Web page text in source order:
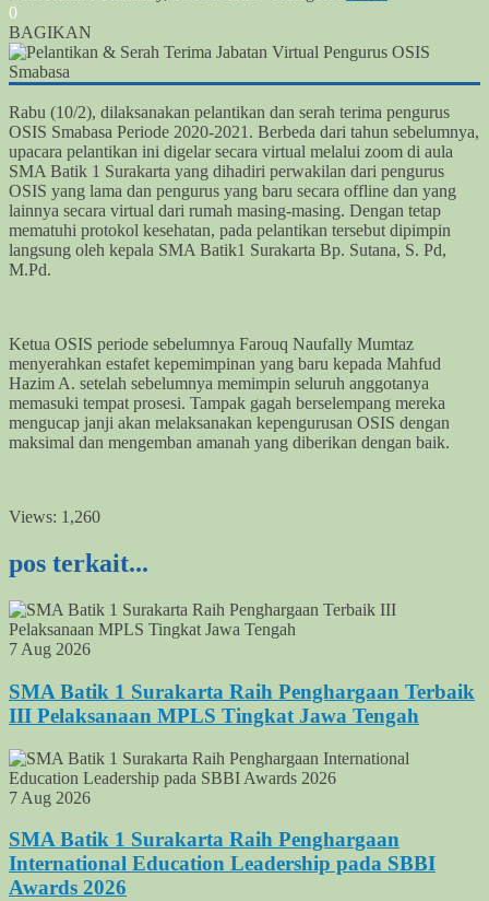
0
BAGIKAN
Rabu (10/2), dilaksanakan pelantikan dan serah terima pengurus
OSIS Smabasa Periode 2020-2021. Berbeda dari tahun sebelumnya,
upacara pelantikan ini digelar secara virtual melalui zoom di aula
SMA Batik 1 Surakarta yang dihadiri perwakilan dari pengurus
OSIS yang lama dan pengurus yang baru secara offline dan yang
lainnya secara virtual dari rumah masing-masing. Dengan tetap
mematuhi protokol kesehatan, pada pelantikan tersebut dipimpin
langsung oleh kepala SMA Batik1 Surakarta Bp. Sutana, S. Pd,
M.Pd.
Ketua OSIS periode sebelumnya Farouq Naufally Mumtaz
menyerahkan estafet kepemimpinan yang baru kepada Mahfud
Hazim A. setelah sebelumnya memimpin seluruh anggotanya
memasuki tempat prosesi. Tampak gagah berselempang mereka
mengucap janji akan melaksanakan kepengurusan OSIS dengan
maksimal dan mengemban amanah yang diberikan dengan baik.
Views: 1,260
pos terkait...
7 Aug 2026
SMA Batik 1 Surakarta Raih Penghargaan Terbaik
III Pelaksanaan MPLS Tingkat Jawa Tengah
7 Aug 2026
SMA Batik 1 Surakarta Raih Penghargaan
International Education Leadership pada SBBI
Awards 2026